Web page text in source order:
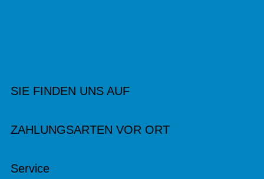
SIE FINDEN UNS AUF
ZAHLUNGSARTEN VOR ORT
Service